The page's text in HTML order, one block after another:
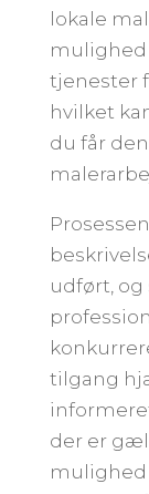
lokale
mulighed
tjenester
hvilket
du får
udført,
tilgang
der er